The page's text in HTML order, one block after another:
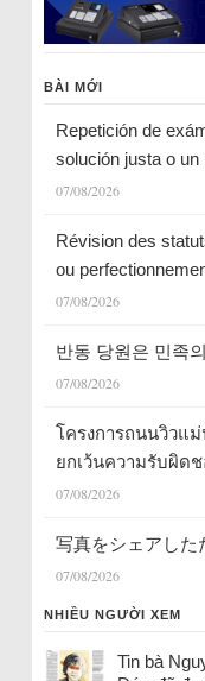
BÀI MỚI
Repetición de
solución justa o
07/08/2026
Révision des
ou
07/08/2026
반동 당원은 민족
07/08/2026
โครงการถนนวิวแม่
ยกเว้นความรับผิด
07/08/2026
写真をシェアした
07/08/2026
NHIỀU NGƯỜI XEM
Tin bà